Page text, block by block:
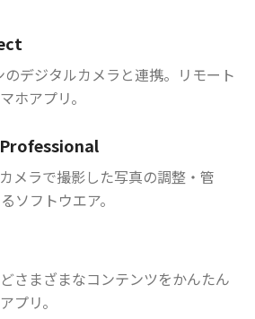
デジタルカメラと連携。リモート
ホアプリ。
メラで撮影した写真の調整・管
ソフトウエア。
さまざまなコンテンツをかんたん
プリ。